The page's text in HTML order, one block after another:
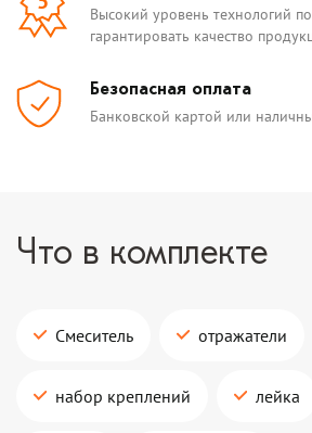
Высокий уровень технологий
гарантировать качество
Безопасная оплата
Банковской картой или
Что в комплекте
Смеситель отражатели
набор креплений лейка